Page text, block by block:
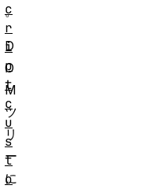
。
D
O
M
ツ
リ
ー
に
c
r
i
p
t
c
u
s
t
o